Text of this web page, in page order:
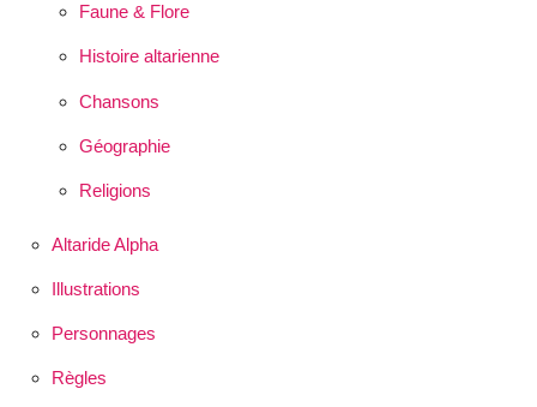
Faune & Flore
Histoire altarienne
Chansons
Géographie
Religions
Altaride Alpha
Illustrations
Personnages
Règles